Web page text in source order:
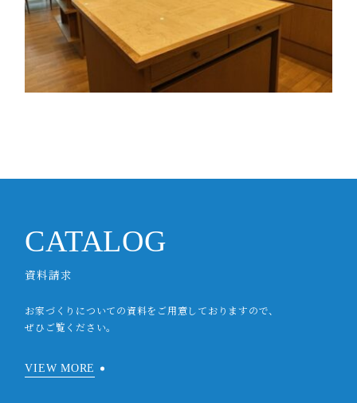
CATALOG
資料請求
お家づくりについての資料をご用意しておりますので、
ぜひご覧ください。
VIEW MORE